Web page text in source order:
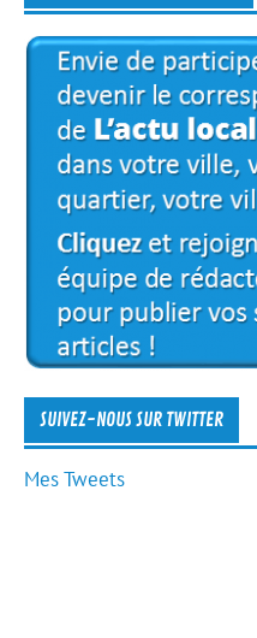
SUIVEZ-NOUS SUR TWITTER
Mes Tweets